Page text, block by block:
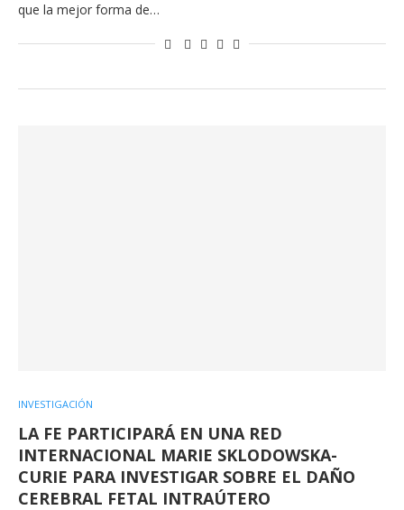
que la mejor forma de…
INVESTIGACIÓN
LA FE PARTICIPARÁ EN UNA RED
INTERNACIONAL MARIE SKLODOWSKA-
CURIE PARA INVESTIGAR SOBRE EL DAÑO
CEREBRAL FETAL INTRAÚTERO